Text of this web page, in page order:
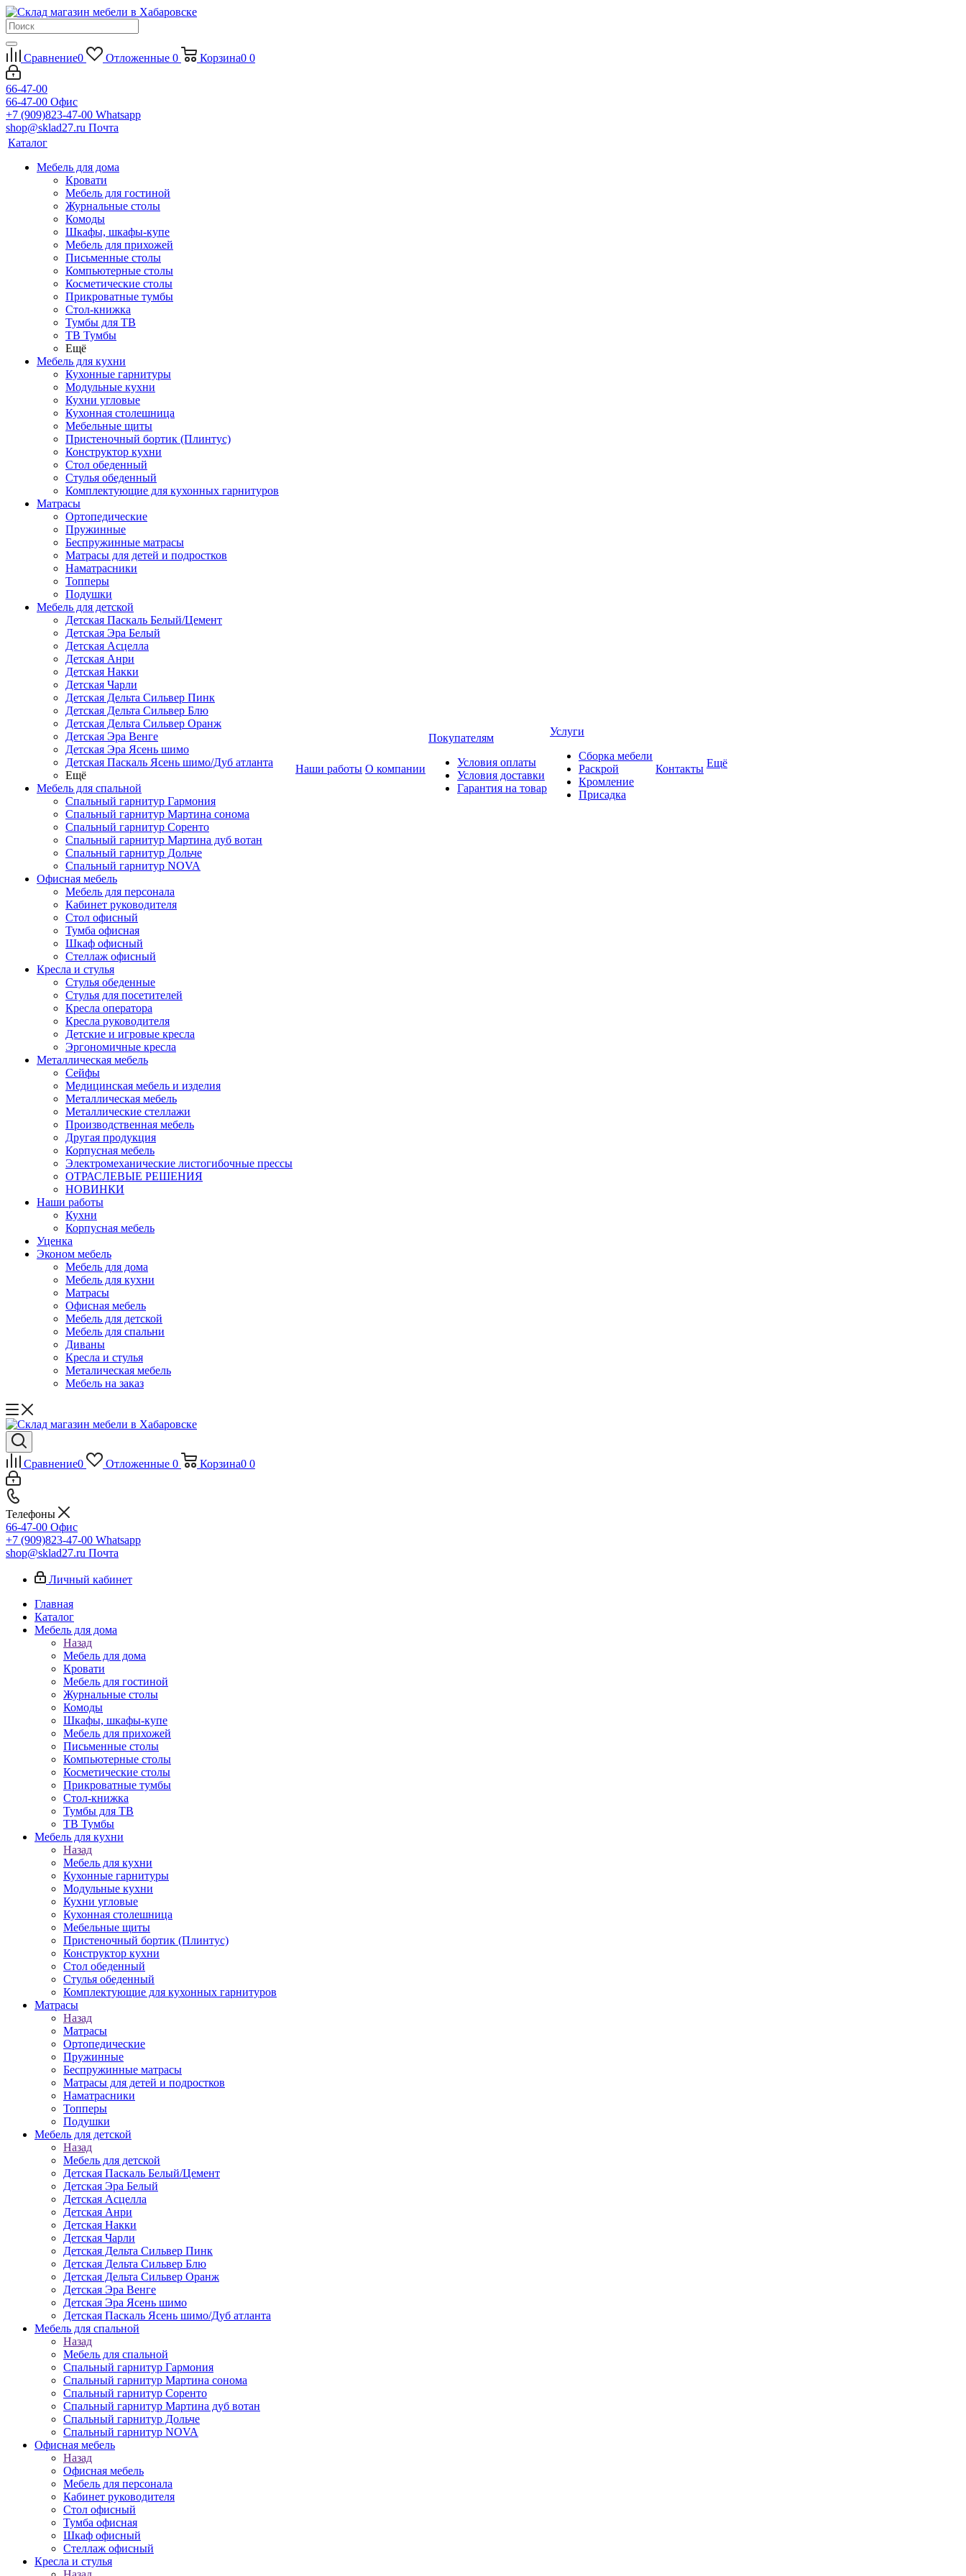
Сравнение0 Отложенные 0 Корзина0 0
66-47-00
66-47-00 Офис
+7 (909)823-47-00 Whatsapp
shop@sklad27.ru Почта
Каталог
Мебель для дома
Кровати
Мебель для гостиной
Журнальные столы
Комоды
Шкафы, шкафы-купе
Мебель для прихожей
Письменные столы
Компьютерные столы
Косметические столы
Прикроватные тумбы
Стол-книжка
Тумбы для ТВ
ТВ Тумбы
Ещё
Мебель для кухни
Кухонные гарнитуры
Модульные кухни
Кухни угловые
Кухонная столешница
Мебельные щиты
Пристеночный бортик (Плинтус)
Конструктор кухни
Стол обеденный
Стулья обеденный
Комплектующие для кухонных гарнитуров
Матраcы
Ортопедические
Пружинные
Беспружинные матрасы
Матрасы для детей и подростков
Наматрасники
Топперы
Подушки
Мебель для детской
Детская Паскаль Белый/Цемент
Детская Эра Белый
Детская Асцелла
Детская Анри
Детская Накки
Детская Чарли
Детская Дельта Сильвер Пинк
Детская Дельта Сильвер Блю
Детская Дельта Сильвер Оранж
Детская Эра Венге
Детская Эра Ясень шимо
Детская Паскаль Ясень шимо/Дуб атланта
Ещё
Мебель для спальной
Спальный гарнитур Гармония
Спальный гарнитур Мартина сонома
Спальный гарнитур Соренто
Спальный гарнитур Мартина дуб вотан
Спальный гарнитур Дольче
Спальный гарнитур NOVA
Офисная мебель
Мебель для персонала
Кабинет руководителя
Стол офисный
Тумба офисная
Шкаф офисный
Стеллаж офисный
Кресла и стулья
Стулья обеденные
Стулья для посетителей
Кресла оператора
Кресла руководителя
Детские и игровые кресла
Эргономичные кресла
Металлическая мебель
Сейфы
Медицинская мебель и изделия
Металлическая мебель
Металлические стеллажи
Производственная мебель
Другая продукция
Корпусная мебель
Электромеханические листогибочные прессы
ОТРАСЛЕВЫЕ РЕШЕНИЯ
НОВИНКИ
Наши работы
Кухни
Корпусная мебель
Уценка
Эконом мебель
Мебель для дома
Мебель для кухни
Матрасы
Офисная мебель
Мебель для детской
Мебель для спальни
Диваны
Кресла и стулья
Металическая мебель
Мебель на заказ
Наши работы О компании
Покупателям
Условия оплаты
Условия доставки
Гарантия на товар
Услуги
Сборка мебели
Раскрой
Кромление
Присадка
Контакты Ещё
Сравнение0 Отложенные 0 Корзина0 0
Телефоны
66-47-00 Офис
+7 (909)823-47-00 Whatsapp
shop@sklad27.ru Почта
Личный кабинет
Главная
Каталог
Мебель для дома
Назад
Мебель для дома
Кровати
Мебель для гостиной
Журнальные столы
Комоды
Шкафы, шкафы-купе
Мебель для прихожей
Письменные столы
Компьютерные столы
Косметические столы
Прикроватные тумбы
Стол-книжка
Тумбы для ТВ
ТВ Тумбы
Мебель для кухни
Назад
Мебель для кухни
Кухонные гарнитуры
Модульные кухни
Кухни угловые
Кухонная столешница
Мебельные щиты
Пристеночный бортик (Плинтус)
Конструктор кухни
Стол обеденный
Стулья обеденный
Комплектующие для кухонных гарнитуров
Матраcы
Назад
Матраcы
Ортопедические
Пружинные
Беспружинные матрасы
Матрасы для детей и подростков
Наматрасники
Топперы
Подушки
Мебель для детской
Назад
Мебель для детской
Детская Паскаль Белый/Цемент
Детская Эра Белый
Детская Асцелла
Детская Анри
Детская Накки
Детская Чарли
Детская Дельта Сильвер Пинк
Детская Дельта Сильвер Блю
Детская Дельта Сильвер Оранж
Детская Эра Венге
Детская Эра Ясень шимо
Детская Паскаль Ясень шимо/Дуб атланта
Мебель для спальной
Назад
Мебель для спальной
Спальный гарнитур Гармония
Спальный гарнитур Мартина сонома
Спальный гарнитур Соренто
Спальный гарнитур Мартина дуб вотан
Спальный гарнитур Дольче
Спальный гарнитур NOVA
Офисная мебель
Назад
Офисная мебель
Мебель для персонала
Кабинет руководителя
Стол офисный
Тумба офисная
Шкаф офисный
Стеллаж офисный
Кресла и стулья